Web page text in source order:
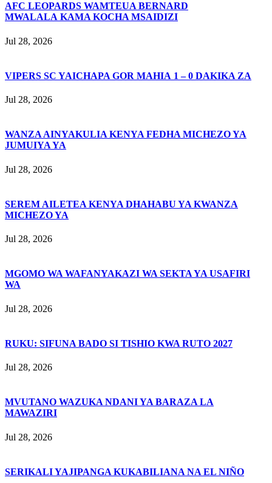
AFC LEOPARDS WAMTEUA BERNARD
MWALALA KAMA KOCHA MSAIDIZI
Jul 28, 2026
VIPERS SC YAICHAPA GOR MAHIA 1 – 0 DAKIKA ZA
Jul 28, 2026
WANZA AINYAKULIA KENYA FEDHA MICHEZO YA
JUMUIYA YA
Jul 28, 2026
SEREM AILETEA KENYA DHAHABU YA KWANZA
MICHEZO YA
Jul 28, 2026
MGOMO WA WAFANYAKAZI WA SEKTA YA USAFIRI
WA
Jul 28, 2026
RUKU: SIFUNA BADO SI TISHIO KWA RUTO 2027
Jul 28, 2026
MVUTANO WAZUKA NDANI YA BARAZA LA
MAWAZIRI
Jul 28, 2026
SERIKALI YAJIPANGA KUKABILIANA NA EL NIÑO